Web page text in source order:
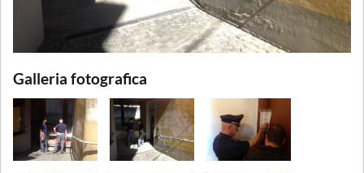
Galleria fotografica